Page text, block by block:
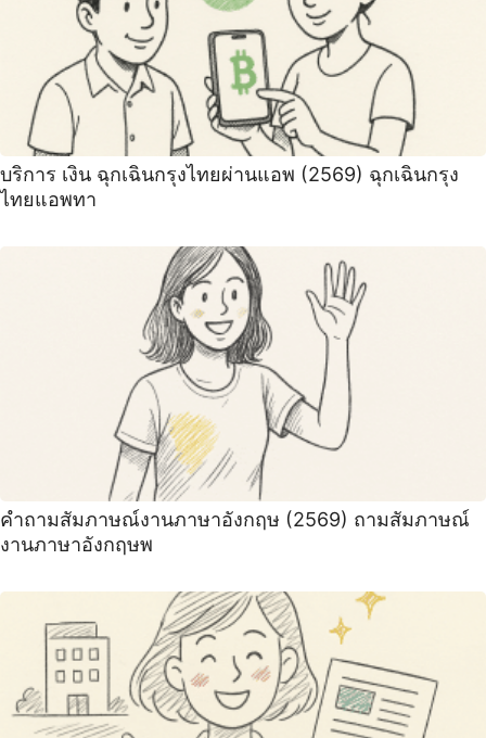
บริการ เงิน ฉุกเฉินกรุงไทยผ่านแอพ (2569) ฉุกเฉินกรุง
ไทยแอพทา
คําถามสัมภาษณ์งานภาษาอังกฤษ (2569) ถามสัมภาษณ์
งานภาษาอังกฤษพ